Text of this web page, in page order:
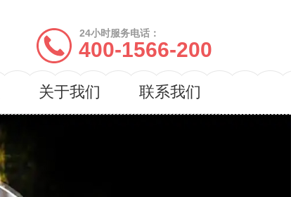
24小时服务电话：
400-1566-200
关于我们 联系我们